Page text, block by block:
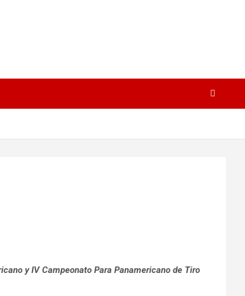
y IV Campeonato Para Panamericano de Tiro